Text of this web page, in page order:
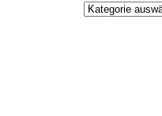
Kategorien